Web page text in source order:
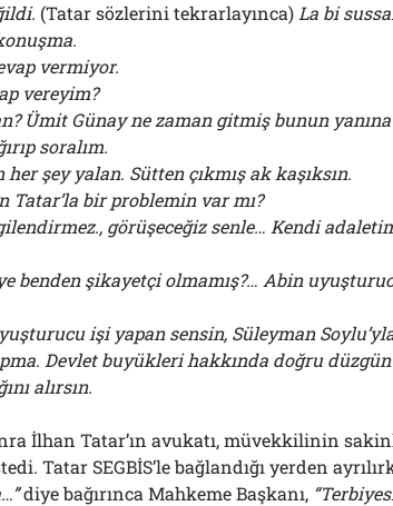
(Tatar sözlerini tekrarlayınca) La bi
vermiyor.
vereyim?
Ümit Günay ne zaman gitmiş bunun
soralım.
her şey yalan. Sütten çıkmış ak kaşıksın.
Tatar’la bir problemin var mı?
görüşeceğiz senle… Kendi
benden şikayetçi olmamış?… Abin
işi yapan sensin, Süleyman
Devlet buyükleri hakkında doğru
alırsın.
İlhan Tatar’ın avukatı, müvekkilinin
Tatar SEGBİS’le bağlandığı yerden
diye bağırınca Mahkeme Başkanı,